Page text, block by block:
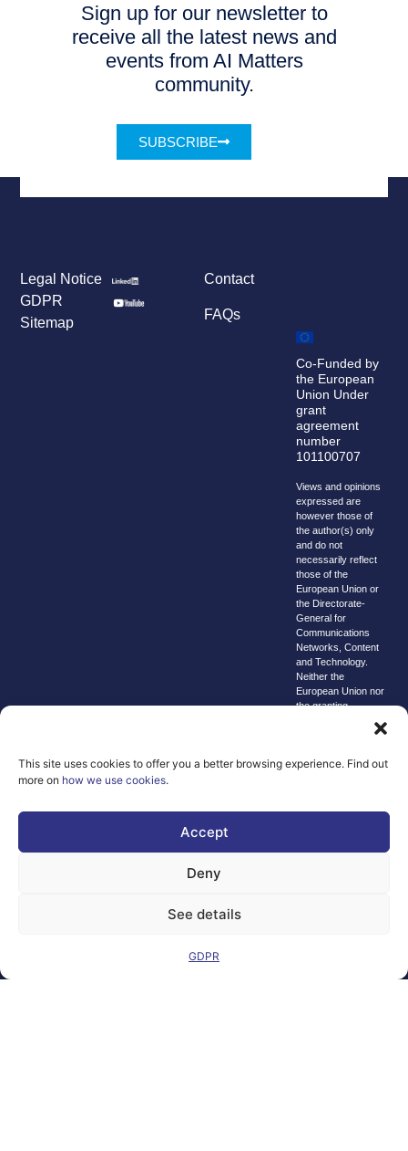
This site uses cookies to offer you a better browsing experience. Find out
more on how we use cookies.
Accept
Deny
See details
GDPR
Sign up for our newsletter to
receive all the latest news and
events from AI Matters
community.
SUBSCRIBE
Contact
FAQs
Legal Notice
GDPR
Sitemap
Co-Funded by
the European
Union Under
grant
agreement
number
101100707
Views and opinions
expressed are
however those of
the author(s) only
and do not
necessarily reflect
those of the
European Union or
the Directorate-
General for
Communications
Networks, Content
and Technology.
Neither the
European Union nor
the granting
held responsible for
© copyright
Matters